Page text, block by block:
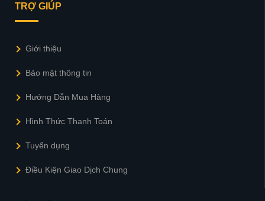
TRỢ GIÚP
Giới thiệu
Bảo mật thông tin
Hướng Dẫn Mua Hàng
Hình Thức Thanh Toán
Tuyển dụng
Điều Kiện Giao Dịch Chung